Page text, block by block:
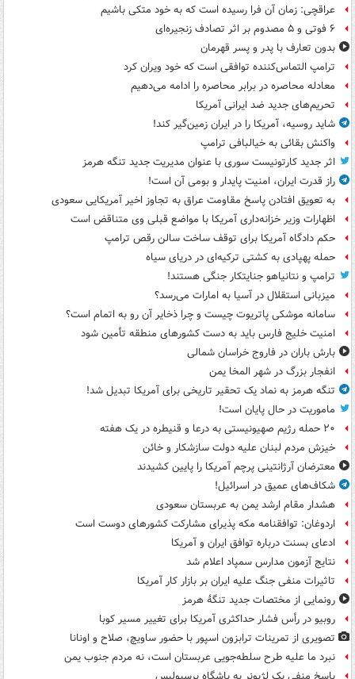
عراقچی: زمان آن فرا رسیده است که به خود متکی باشیم
۶ فوتی و ۵ مصدوم بر اثر تصادف زنجیره‌ای
بدون تعارف با پدر و پسر قهرمان
ترامپ التماس‌کننده توافقی است که خود ویران کرد
معادله محاصره در برابر محاصره را ادامه می‌دهیم
تحریم‌های جدید ضد ایرانی آمریکا
شاید روسیه، آمریکا را در ایران زمین‌گیر کند!
واکنش بقائی به خیالبافی ترامپ
اثر جدید کارتونیست سوری با عنوان مدیریت جدید تنگه هرمز
راز قدرت ایران، امنیت پایدار و بومی آن است!
به تعویق افتادن پاسخ مقاومت عراق به تجاوز اخیر آمریکایی سعودی
اظهارات وزیر خزانه‌داری آمریکا با مواضع قبلی وی متناقض است
حکم دادگاه آمریکا برای توقف ساخت سالن رقص ترامپ
حمله پهپادی به کشتی ترکیه‌ای در دریای سیاه
ترامپ و نتانیاهو جنایتکار جنگی هستند!
میزبانی استقلال در آسیا به امارات می‌رسد؟
سامانه موشکی پاتریوت چیست و چرا ذخایر آن رو به اتمام است؟
امنیت خلیج فارس باید به دست کشورهای منطقه تأمین شود
بارش باران در فاروج خراسان شمالی
انفجار بزرگ در شهر المخا یمن
تنگه هرمز به نماد یک تحقیر تاریخی برای آمریکا تبدیل شد!
ماموریت در حال پایان است!
۲۰ حمله رژیم صهیونیستی به درعا و قنیطره در یک هفته
خیزش مردم لبنان علیه دولت سازشکار و خائن
معترضان آرژانتینی پرچم آمریکا را پایین کشیدند
شکاف‌های عمیق در اسرائیل!
هشدار مقام ارشد یمن به عربستان سعودی
اردوغان: توافقنامه مکه پذیرای مشارکت کشورهای دوست است
ادعای بسنت درباره توافق ایران و آمریکا
نتایج آزمون مدارس سمپاد اعلام شد
تاثیرات منفی جنگ علیه ایران بر بازار کار آمریکا
رونمایی از مختصات جدید تنگۀ هرمز
روبیو در رأس فشار حداکثری آمریکا برای تغییر مسیر کوبا
تصویری از تمرینات ترابزون اسپور با حضور ساویچ، صلاح و اونانا
نبرد ما علیه طرح سلطه‌جویی عربستان است، نه مردم جنوب یمن